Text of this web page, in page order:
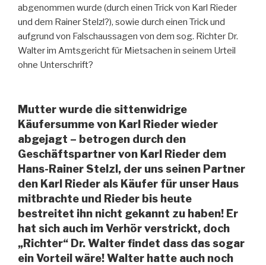
abgenommen wurde (durch einen Trick von Karl Rieder
und dem Rainer Stelzl?), sowie durch einen Trick und
aufgrund von Falschaussagen von dem sog. Richter Dr.
Walter im Amtsgericht für Mietsachen in seinem Urteil
ohne Unterschrift?
Mutter wurde die sittenwidrige
Käufersumme von Karl Rieder wieder
abgejagt – betrogen durch den
Geschäftspartner von Karl Rieder dem
Hans-Rainer Stelzl, der uns seinen Partner
den Karl Rieder als Käufer für unser Haus
mitbrachte und Rieder bis heute
bestreitet ihn nicht gekannt zu haben! Er
hat sich auch im Verhör verstrickt, doch
„Richter“ Dr. Walter findet dass das sogar
ein Vorteil wäre! Walter hatte auch noch